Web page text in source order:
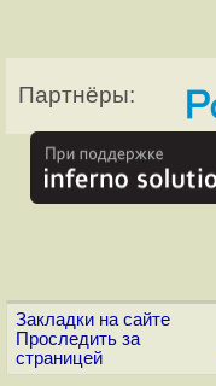
Партнёры:
Закладки на сайте
Проследить за
страницей